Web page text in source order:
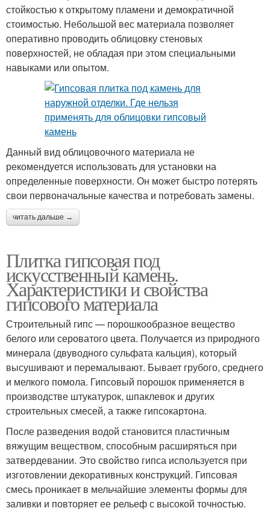
стойкостью к открытому пламени и демократичной
стоимостью. Небольшой вес материала позволяет
оперативно проводить облицовку стеновых
поверхностей, не обладая при этом специальными
навыками или опытом.
Данный вид облицовочного материала не
рекомендуется использовать для установки на
определенные поверхности. Он может быстро потерять
свои первоначальные качества и потребовать замены.
читать дальше →
Плитка гипсовая под
искусственный камень.
Характеристики и свойства
гипсового материала
Строительный гипс — порошкообразное вещество
белого или сероватого цвета. Получается из природного
минерала (двуводного сульфата кальция), который
высушивают и перемалывают. Бывает грубого, среднего
и мелкого помола. Гипсовый порошок применяется в
производстве штукатурок, шпаклевок и других
строительных смесей, а также гипсокартона.
После разведения водой становится пластичным
вяжущим веществом, способным расширяться при
затвердевании. Это свойство гипса используется при
изготовлении декоративных конструкций. Гипсовая
смесь проникает в мельчайшие элементы формы для
заливки и повторяет ее рельеф с высокой точностью.